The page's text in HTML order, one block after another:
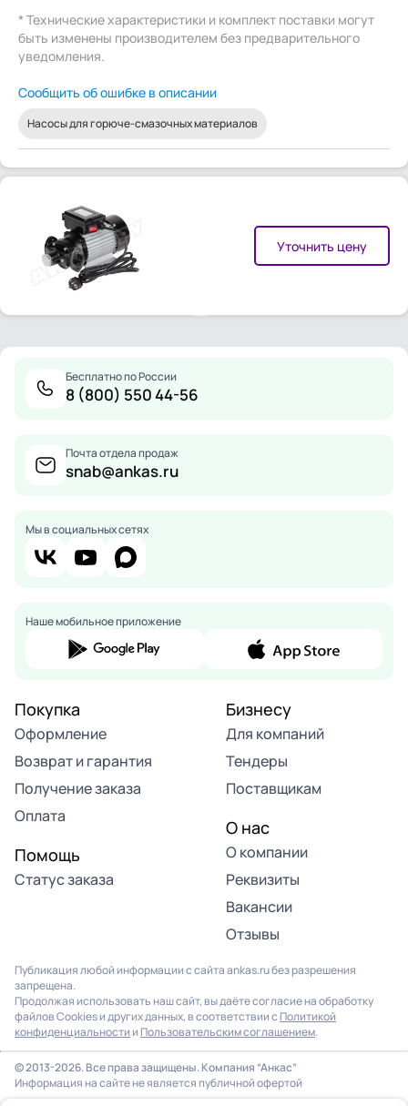
* Технические характеристики и комплект поставки могут
быть изменены производителем без предварительного
уведомления.
Сообщить об ошибке в описании
Насосы для горюче-смазочных материалов
Уточнить цену
Бесплатно по России
8 (800) 550 44-56
Почта отдела продаж
snab@ankas.ru
Мы в социальных сетях
Наше мобильное приложение
Покупка
Оформление
Возврат и гарантия
Получение заказа
Оплата
Помощь
Статус заказа
Бизнесу
Для компаний
Тендеры
Поставщикам
О нас
О компании
Реквизиты
Вакансии
Отзывы
Публикация любой информации с сайта ankas.ru без разрешения
запрещена.
Продолжая использовать наш сайт, вы даёте согласие на обработку
файлов Cookies и других данных, в соответствии с Политикой
конфиденциальности и Пользовательским соглашением.
© 2013-2026. Все права защищены. Компания “Анкас”
Информация на сайте не является публичной офертой